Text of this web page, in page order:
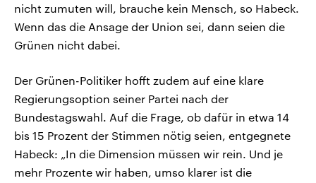
nicht zumuten will, brauche kein Mensch, so Habeck.
Wenn das die Ansage der Union sei, dann seien die
Grünen nicht dabei.
Der Grünen-Politiker hofft zudem auf eine klare
Regierungsoption seiner Partei nach der
Bundestagswahl. Auf die Frage, ob dafür in etwa 14
bis 15 Prozent der Stimmen nötig seien, entgegnete
Habeck: „In die Dimension müssen wir rein. Und je
mehr Prozente wir haben, umso klarer ist die